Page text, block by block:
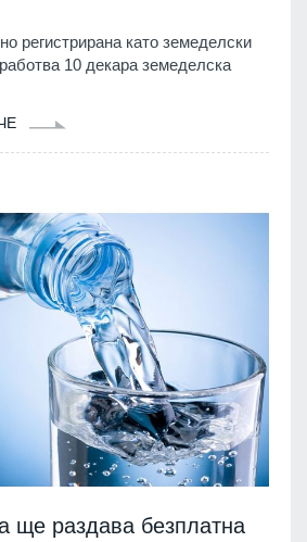
регистрирана като земеделски
10 декара земеделска
ще раздава безплатна